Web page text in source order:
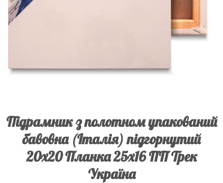
Підрамник з полотном упакований
бавовна (Італія) підгорнутий
20х20 Планка 25х16 ПП Трек
Україна